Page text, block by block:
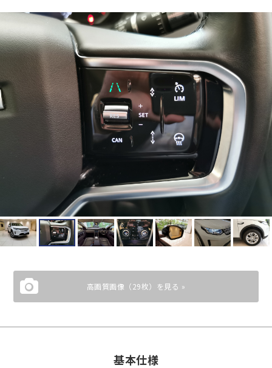
高画質画像（29枚）を見る »
基本仕様